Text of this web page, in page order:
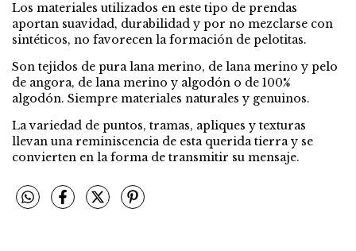
Los materiales utilizados en este tipo de prendas
aportan suavidad, durabilidad y por no mezclarse con
sintéticos, no favorecen la formación de pelotitas.
Son tejidos de pura lana merino, de lana merino y pelo
de angora, de lana merino y algodón o de 100%
algodón. Siempre materiales naturales y genuinos.
La variedad de puntos, tramas, apliques y texturas
llevan una reminiscencia de esta querida tierra y se
convierten en la forma de transmitir su mensaje.